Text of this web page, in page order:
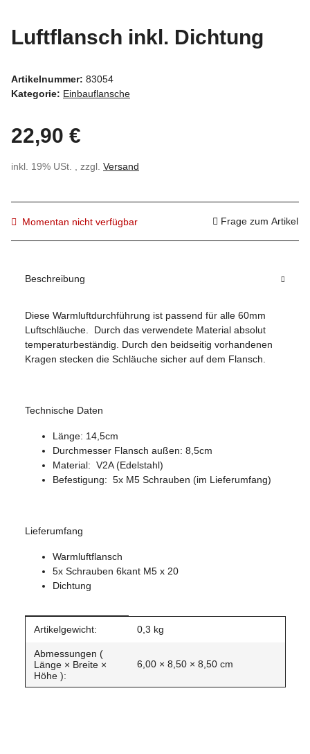
Luftflansch inkl. Dichtung
Artikelnummer: 83054
Kategorie: Einbauflansche
22,90 €
inkl. 19% USt. , zzgl. Versand
Momentan nicht verfügbar Frage zum Artikel
Beschreibung
Diese Warmluftdurchführung ist passend für alle 60mm
Luftschläuche. Durch das verwendete Material absolut
temperaturbeständig. Durch den beidseitig vorhandenen
Kragen stecken die Schläuche sicher auf dem Flansch.
Technische Daten
Länge: 14,5cm
Durchmesser Flansch außen: 8,5cm
Material: V2A (Edelstahl)
Befestigung: 5x M5 Schrauben (im Lieferumfang)
Lieferumfang
Warmluftflansch
5x Schrauben 6kant M5 x 20
Dichtung
Produkteigenschaft
Wert
Artikelgewicht: 0,3 kg
Abmessungen (
Länge × Breite ×
Höhe ):
6,00 × 8,50 × 8,50 cm